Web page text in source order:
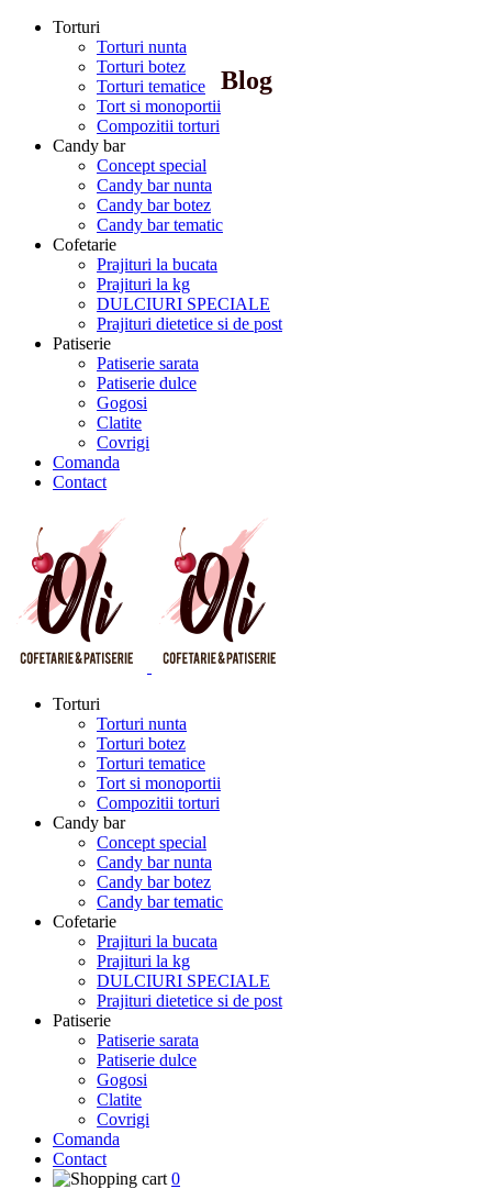
Torturi
Torturi nunta
Torturi botez
Torturi tematice
Tort si monoportii
Compozitii torturi
Candy bar
Concept special
Candy bar nunta
Candy bar botez
Candy bar tematic
Cofetarie
Prajituri la bucata
Prajituri la kg
DULCIURI SPECIALE
Prajituri dietetice si de post
Patiserie
Patiserie sarata
Patiserie dulce
Gogosi
Clatite
Covrigi
Comanda
Contact
Torturi
Torturi nunta
Torturi botez
Torturi tematice
Tort si monoportii
Compozitii torturi
Candy bar
Concept special
Candy bar nunta
Candy bar botez
Candy bar tematic
Cofetarie
Prajituri la bucata
Prajituri la kg
DULCIURI SPECIALE
Prajituri dietetice si de post
Patiserie
Patiserie sarata
Patiserie dulce
Gogosi
Clatite
Covrigi
Comanda
Contact
0
Blog